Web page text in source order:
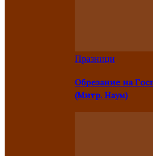
Празници
Oбрезание на
(Митр. Наум)